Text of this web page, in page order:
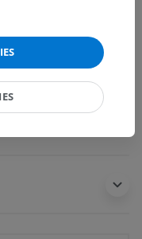
>
strutture